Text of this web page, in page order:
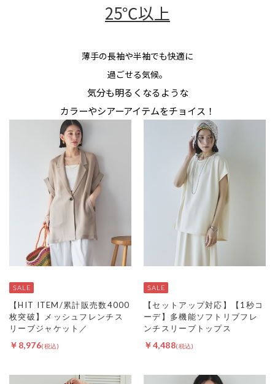
25℃以上
薄手の長袖や半袖でも快適に
過ごせる気候。
気分も明るくなるような
カラーやシアーアイテムをチョイス！
【HIT ITEM/累計販売数4000
枚突破】メッシュフレンチス
リーブジャケット／
￥8,976
【セットアップ対応】【1秒コ
ーデ】多機能ソフトリブフレ
ンチスリーブトップス
￥4,488